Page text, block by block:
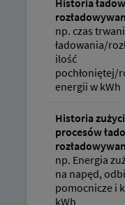
np. czas
ładowania/
ilość
pochłoniętej/
energii w kWh
Historia
procesów
np. Energia
na napęd,
pomocnicze i
kWh